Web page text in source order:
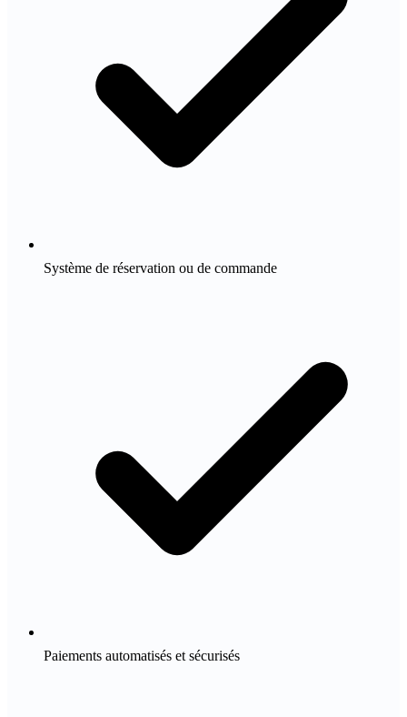
Système de réservation ou de commande
Paiements automatisés et sécurisés